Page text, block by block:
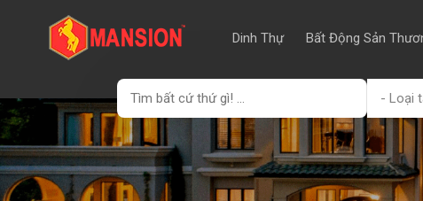
Dinh Thự Bất Động Sản
- Loại